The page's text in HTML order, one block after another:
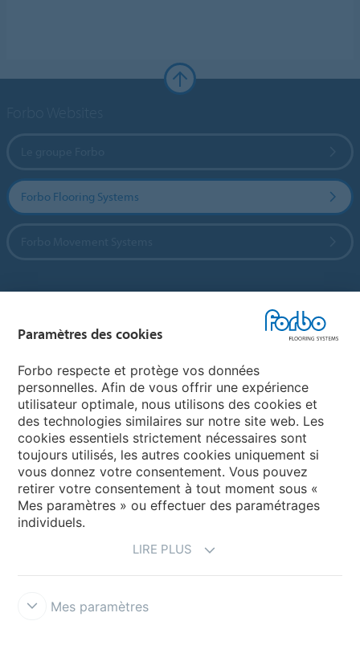
Forbo Flooring Systems
My Forbo
LEXIQUE
PLAN DU SITE
Paramètres des cookies
Forbo respecte et protège vos données
personnelles. Afin de vous offrir une expérience
utilisateur optimale, nous utilisons des cookies et
des technologies similaires sur notre site web. Les
cookies essentiels strictement nécessaires sont
toujours utilisés, les autres cookies uniquement si
vous donnez votre consentement. Vous pouvez
retirer votre consentement à tout moment sous «
Mes paramètres » ou effectuer des paramétrages
individuels.
LIRE PLUS
Mes paramètres